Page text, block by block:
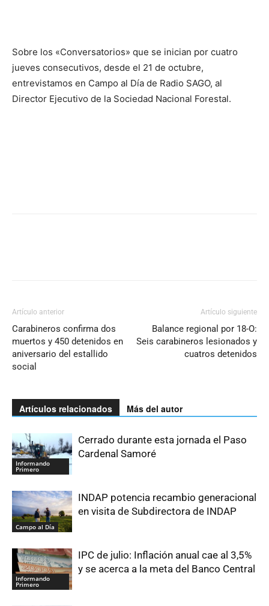
Sobre los «Conversatorios» que se inician por cuatro
jueves consecutivos, desde el 21 de octubre,
entrevistamos en Campo al Día de Radio SAGO, al
Director Ejecutivo de la Sociedad Nacional Forestal.
Artículo anterior
Carabineros confirma dos
muertos y 450 detenidos en
aniversario del estallido
social
Artículo siguiente
Balance regional por 18-O:
Seis carabineros lesionados y
cuatros detenidos
Artículos relacionados Más del autor
Informando
Primero
Cerrado durante esta jornada el Paso
Cardenal Samoré
Campo al Día
INDAP potencia recambio generacional
en visita de Subdirectora de INDAP
Informando
Primero
IPC de julio: Inflación anual cae al 3,5%
y se acerca a la meta del Banco Central